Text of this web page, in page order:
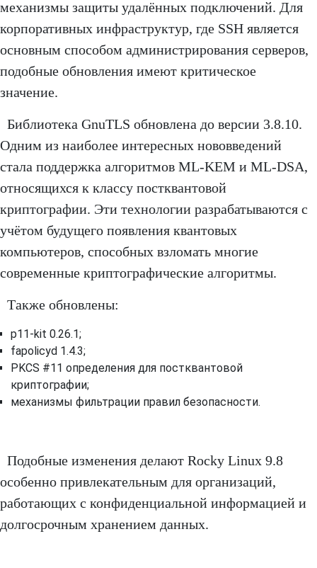
механизмы защиты удалённых подключений. Для
корпоративных инфраструктур, где SSH является
основным способом администрирования серверов,
подобные обновления имеют критическое
значение.
Библиотека GnuTLS обновлена до версии 3.8.10.
Одним из наиболее интересных нововведений
стала поддержка алгоритмов ML-KEM и ML-DSA,
относящихся к классу постквантовой
криптографии. Эти технологии разрабатываются с
учётом будущего появления квантовых
компьютеров, способных взломать многие
современные криптографические алгоритмы.
Также обновлены:
p11-kit 0.26.1;
fapolicyd 1.4.3;
PKCS #11 определения для постквантовой
криптографии;
механизмы фильтрации правил безопасности.
Подобные изменения делают Rocky Linux 9.8
особенно привлекательным для организаций,
работающих с конфиденциальной информацией и
долгосрочным хранением данных.